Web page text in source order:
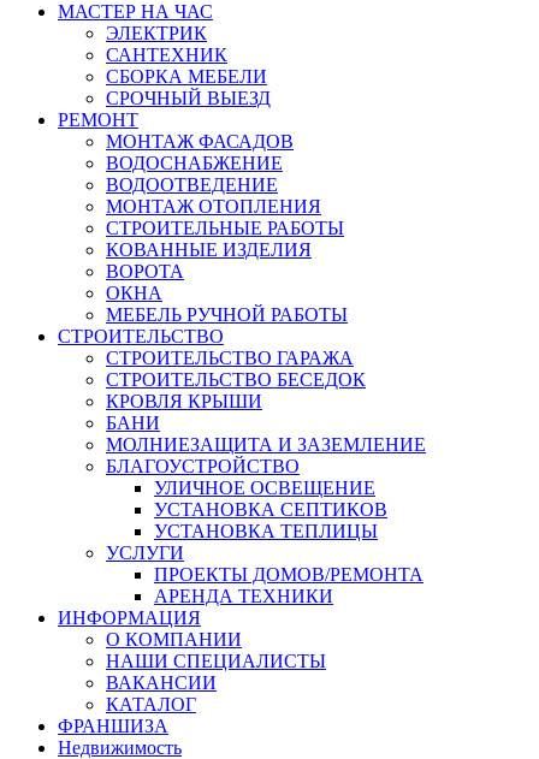
МАСТЕР НА ЧАС
ЭЛЕКТРИК
САНТЕХНИК
СБОРКА МЕБЕЛИ
СРОЧНЫЙ ВЫЕЗД
РЕМОНТ
МОНТАЖ ФАСАДОВ
ВОДОСНАБЖЕНИЕ
ВОДООТВЕДЕНИЕ
МОНТАЖ ОТОПЛЕНИЯ
СТРОИТЕЛЬНЫЕ РАБОТЫ
КОВАННЫЕ ИЗДЕЛИЯ
ВОРОТА
ОКНА
МЕБЕЛЬ РУЧНОЙ РАБОТЫ
СТРОИТЕЛЬСТВО
СТРОИТЕЛЬСТВО ГАРАЖА
СТРОИТЕЛЬСТВО БЕСЕДОК
КРОВЛЯ КРЫШИ
БАНИ
МОЛНИЕЗАЩИТА И ЗАЗЕМЛЕНИЕ
БЛАГОУСТРОЙСТВО
УЛИЧНОЕ ОСВЕЩЕНИЕ
УСТАНОВКА СЕПТИКОВ
УСТАНОВКА ТЕПЛИЦЫ
УСЛУГИ
ПРОЕКТЫ ДОМОВ/РЕМОНТА
АРЕНДА ТЕХНИКИ
ИНФОРМАЦИЯ
О КОМПАНИИ
НАШИ СПЕЦИАЛИСТЫ
ВАКАНСИИ
КАТАЛОГ
ФРАНШИЗА
Недвижимость